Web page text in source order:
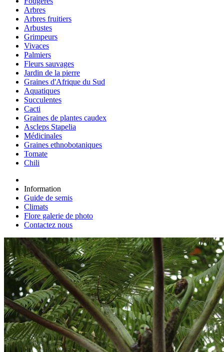
Arbres
Arbres fruitiers
Arbustes
Grimpeurs
Vivaces
Palmiers
Fleurs sauvages
Jardin de la pierre
Graines d'Afrique du Sud
Aquatiques
Succulentes
Cacti
Graines de plantes caudex
Ascleps Stapelia
Médicinales
Graines ethnobotaniques
Tomate
Chili
Information
Guide de semis
Climats
Flore galerie de photo
Contactez nous